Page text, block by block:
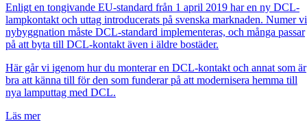
Enligt en tongivande EU-standard från 1 april 2019 har en ny DCL-
lampkontakt och uttag introducerats på svenska marknaden. Numer
nybyggnation måste DCL-standard implementeras, och många passar
på att byta till DCL-kontakt även i äldre bostäder.
Här går vi igenom hur du monterar en DCL-kontakt och annat som är
bra att känna till för den som funderar på att modernisera hemma till
nya lamputtag med DCL.
Läs mer